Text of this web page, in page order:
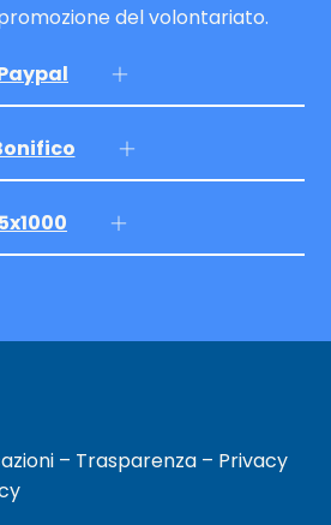
del volontariato.
5x1000
– Trasparenza – Privacy